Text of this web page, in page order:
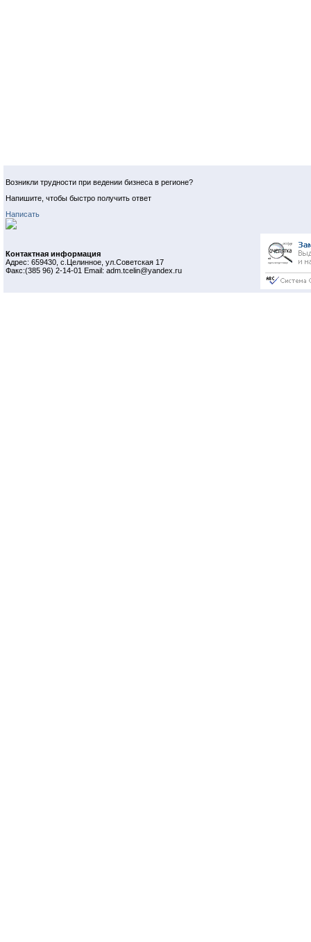
Возникли трудности при ведении бизнеса в регионе?
Напишите, чтобы быстро получить ответ
Написать
Контактная информация
Адрес: 659430, с.Целинное, ул.Советская 17
Факс:(385 96) 2-14-01 Email: adm.tcelin@yandex.ru